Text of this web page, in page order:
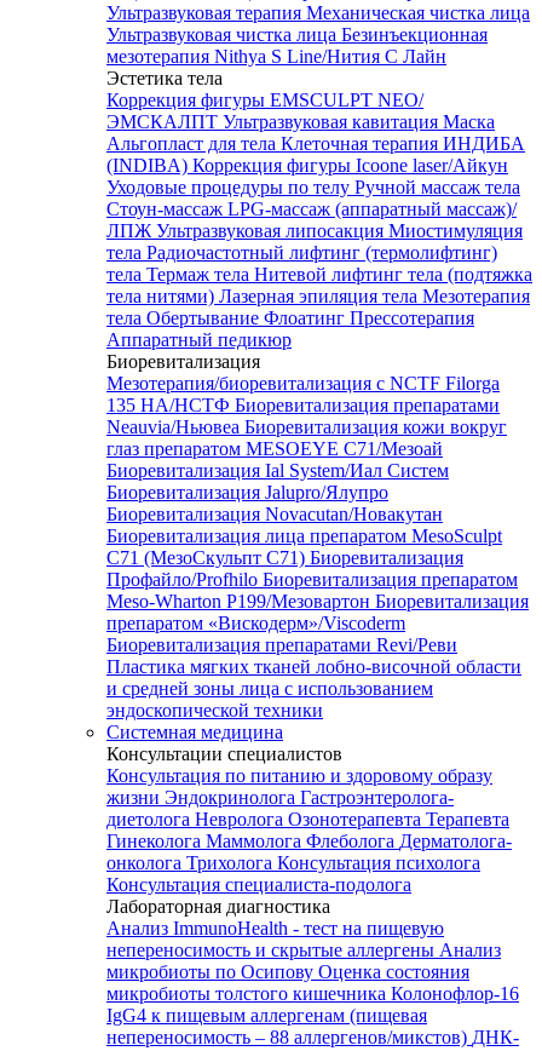
Ультразвуковая терапия Механическая чистка лица
Ультразвуковая чистка лица Безинъекционная
мезотерапия Nithya S Line/Нития С Лайн
Эстетика тела
Коррекция фигуры EMSCULPT NEO/
ЭМСКАЛПТ Ультразвуковая кавитация Маска
Альгопласт для тела Клеточная терапия ИНДИБА
(INDIBA) Коррекция фигуры Icoone laser/Айкун
Уходовые процедуры по телу Ручной массаж тела
Стоун-массаж LPG-массаж (аппаратный массаж)/
ЛПЖ Ультразвуковая липосакция Миостимуляция
тела Радиочастотный лифтинг (термолифтинг)
тела Термаж тела Нитевой лифтинг тела (подтяжка
тела нитями) Лазерная эпиляция тела Мезотерапия
тела Обертывание Флоатинг Прессотерапия
Аппаратный педикюр
Биоревитализация
Мезотерапия/биоревитализация с NCTF Filorga
135 HA/НСТФ Биоревитализация препаратами
Neauvia/Ньювеа Биоревитализация кожи вокруг
глаз препаратом MESOEYE C71/Мезоай
Биоревитализация Ial System/Иал Систем
Биоревитализация Jalupro/Ялупро
Биоревитализация Novacutan/Новакутан
Биоревитализация лица препаратом MesoSculpt
C71 (МезоСкульпт С71) Биоревитализация
Профайло/Profhilo Биоревитализация препаратом
Meso-Wharton P199/Мезовартон Биоревитализация
препаратом «Вискодерм»/Viscoderm
Биоревитализация препаратами Revi/Реви
Пластика мягких тканей лобно-височной области
и средней зоны лица с использованием
эндоскопической техники
Системная медицина
Консультации специалистов
Консультация по питанию и здоровому образу
жизни Эндокринолога Гастроэнтеролога-
диетолога Невролога Озонотерапевта Терапевта
Гинеколога Маммолога Флеболога Дерматолога-
онколога Трихолога Консультация психолога
Консультация специалиста-подолога
Лабораторная диагностика
Анализ ImmunoHealth - тест на пищевую
непереносимость и скрытые аллергены Анализ
микробиоты по Осипову Оценка состояния
микробиоты толстого кишечника Колонофлор-16
IgG4 к пищевым аллергенам (пищевая
непереносимость – 88 аллергенов/микстов) ДНК-